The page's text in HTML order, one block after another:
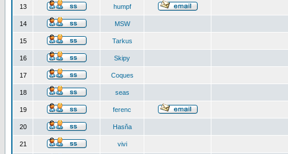
13 humpf
14 MSW
15 Tarkus
16 Skipy
17 Coques
18 seas
19 ferenc
20 Hasňa
21 vivi